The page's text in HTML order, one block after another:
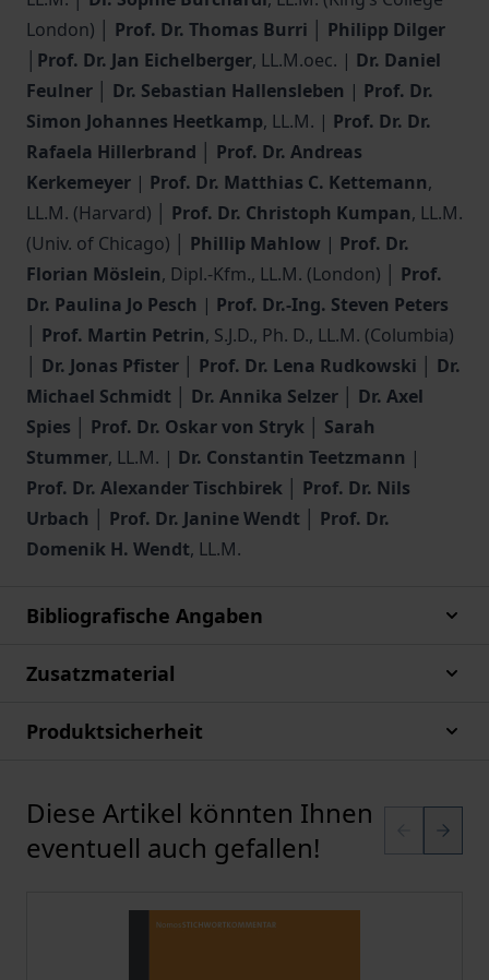
London) │ Prof. Dr. Thomas Burri
Philipp Dilger
Prof. Dr. Jan Eichelberger, LL.M.oec. | Dr. Daniel
Feulner
Dr. Sebastian Hallensleben | Prof. Dr.
Simon Johannes Heetkamp, LL.M. | Prof. Dr. Dr.
Rafaela Hillerbrand
Prof. Dr. Andreas
Kerkemeyer | Prof. Dr. Matthias C. Kettemann,
LL.M. (Harvard) │ Prof. Dr. Christoph Kumpan, LL.M.
(Univ. of Chicago) │ Phillip Mahlow | Prof. Dr.
Florian Möslein, Dipl.-Kfm., LL.M. (London) │ Prof.
Dr. Paulina Jo Pesch | Prof. Dr.-Ing. Steven Peters
Prof. Martin Petrin, S.J.D., Ph. D., LL.M. (Columbia)
Dr. Jonas Pfister Prof. Dr. Lena Rudkowski
Dr.
Michael Schmidt
Dr. Annika Selzer
Dr. Axel
Spies
Prof. Dr. Oskar von Stryk
Sarah
Stummer, LL.M. | Dr. Constantin Teetzmann |
Prof. Dr. Alexander Tischbirek
Prof. Dr. Nils
Urbach
Prof. Dr. Janine Wendt
Prof. Dr.
Domenik H. Wendt, LL.M.
Bibliografische Angaben
Zusatzmaterial
Produktsicherheit
Karussell überspringen
Diese Artikel könnten Ihnen
eventuell auch gefallen!